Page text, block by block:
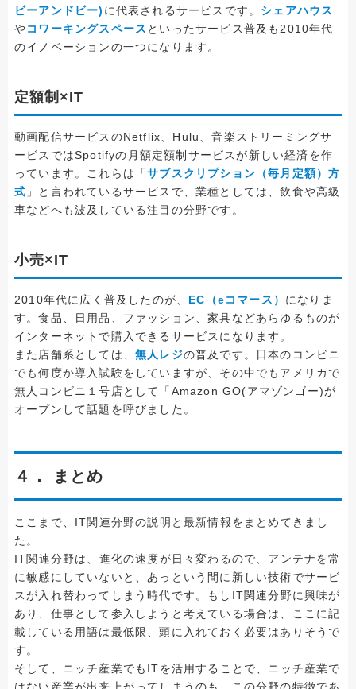
ビーアンドビー) に代表されるサービスです。 シェアハウス
やコワーキングスペース といったサービス普及も2010年代
のイノベーションの一つになります。
定額制×IT
動画配信サービスのNetflix、Hulu、音楽ストリーミングサ
ービスではSpotifyの月額定額制サービスが新しい経済を作
っています。これらは「サブスクリプション（毎月定額）方
式 」と言われているサービスで、業種としては、飲食や高級
車などへも波及している注目の分野です。
小売×IT
2010年代に広く普及したのが、 EC（eコマース） になりま
す。食品、日用品、ファッション、家具などあらゆるものが
インターネットで購入できるサービスになります。
また店舗系としては、 無人レジの普及です。日本のコンビニ
でも何度か導入試験をしていますが、その中でもアメリカで
無人コンビニ１号店として「Amazon GO(アマゾンゴー)が
オープンして話題を呼びました。
４． まとめ
ここまで、IT関連分野の説明と最新情報をまとめてきまし
た。
IT関連分野は、進化の速度が日々変わるので、アンテナを常
に敏感にしていないと、あっという間に新しい技術でサービ
スが入れ替わってしまう時代です。もしIT関連分野に興味が
あり、仕事として参入しようと考えている場合は、ここに記
載している用語は最低限、頭に入れておく必要はありそうで
す。
そして、ニッチ産業でもITを活用することで、ニッチ産業で